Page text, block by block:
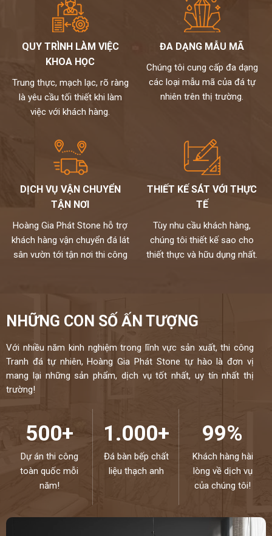
QUY TRÌNH LÀM VIỆC
KHOA HỌC
Trung thực, mạch lạc, rõ ràng
là yêu cầu tối thiết khi làm
việc với khách hàng.
ĐA DẠNG MẪU MÃ
Chúng tôi cung cấp đa dạng
các loại mẫu mã của đá tự
nhiên trên thị trường.
DỊCH VỤ VẬN CHUYỂN
TẬN NƠI
Hoàng Gia Phát Stone hỗ trợ
khách hàng vận chuyển đá lát
sân vườn tới tận nơi thi công
THIẾT KẾ SÁT VỚI THỰC
TẾ
Tùy nhu cầu khách hàng,
chúng tôi thiết kế sao cho
thiết thực và hữu dụng nhất.
NHỮNG CON SỐ ẤN TƯỢNG
Với nhiều năm kinh nghiệm trong lĩnh vực sản xuất, thi công
Tranh đá tự nhiên, Hoàng Gia Phát Stone tự hào là đơn vị
mang lại những sản phẩm, dịch vụ tốt nhất, uy tín nhất thị
trường!
500+
Dự án thi công
toàn quốc mỗi
năm!
1.000+
Đá bàn bếp chất
liệu thạch anh
99%
Khách hàng hài
lòng về dịch vụ
của chúng tôi!